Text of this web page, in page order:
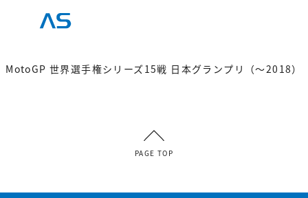
MotoGP 世界選手権シリーズ15戦 日本グランプリ（～2018）
PAGE TOP